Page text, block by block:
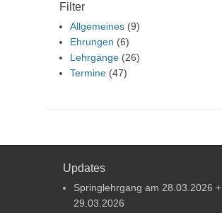
Filter
Allgemeines (9)
Ehrungen (6)
Lehrgänge (26)
Termine (47)
Updates
Springlehrgang am 28.03.2026 +
29.03.2026